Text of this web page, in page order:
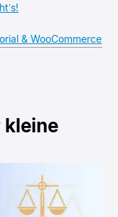
& WooCommerce